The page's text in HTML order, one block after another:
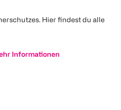
Hier findest du alle
Informationen